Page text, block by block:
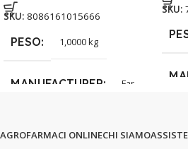
SKU: 8086161015666
PESO 1,0000 kg
MANUFACTURER Far
SKU:
AGROFARMACI ONLINECHI SIAMO